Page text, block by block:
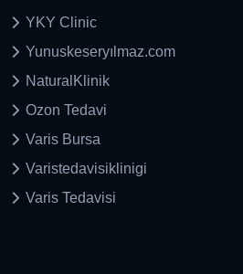
YKY Clinic
Yunuskeseryılmaz.com
NaturalKlinik
Ozon Tedavi
Varis Bursa
Varistedavisiklinigi
Varis Tedavisi